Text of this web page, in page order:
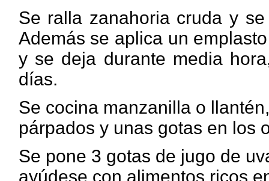
Se ralla zanahoria cruda y
Además se aplica un
y se deja durante media
días.
Se cocina manzanilla o
párpados y unas gotas en los
Se pone 3 gotas de jugo de
ayúdese con alimentos ricos